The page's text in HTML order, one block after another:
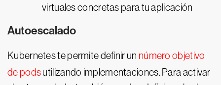
virtuales concretas para tu aplicación
Autoescalado
Kubernetes te permite definir un número objetivo
de podsutilizando implementaciones. Para activar